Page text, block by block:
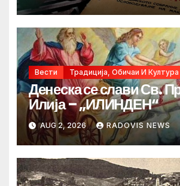
Вести Традиција, Обичаи И Култура
Денеска се слави Св.
Илија – „ИЛИНДЕН“
AUG 2, 2026 RADOVIS NEWS